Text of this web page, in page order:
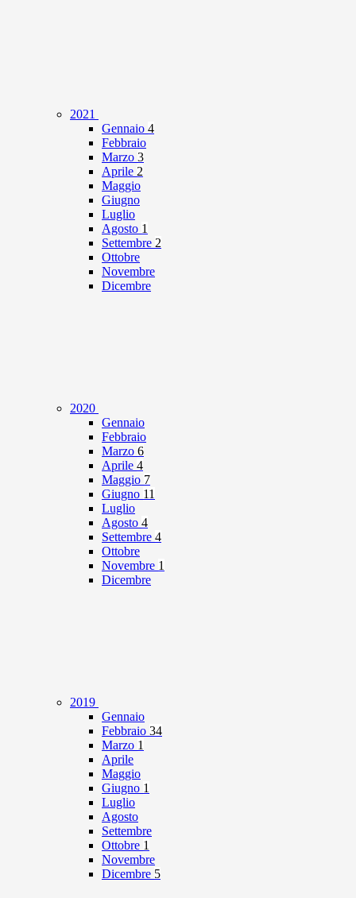
2021
Gennaio 4
Febbraio
Marzo 3
Aprile 2
Maggio
Giugno
Luglio
Agosto 1
Settembre 2
Ottobre
Novembre
Dicembre
2020
Gennaio
Febbraio
Marzo 6
Aprile 4
Maggio 7
Giugno 11
Luglio
Agosto 4
Settembre 4
Ottobre
Novembre 1
Dicembre
2019
Gennaio
Febbraio 34
Marzo 1
Aprile
Maggio
Giugno 1
Luglio
Agosto
Settembre
Ottobre 1
Novembre
Dicembre 5